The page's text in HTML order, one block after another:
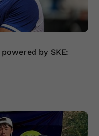
by SKE: